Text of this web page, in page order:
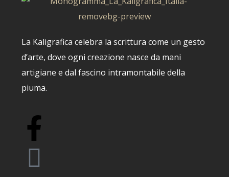
La Kaligrafica celebra la scrittura come un gesto
d’arte, dove ogni creazione nasce da mani
artigiane e dal fascino intramontabile della
piuma.